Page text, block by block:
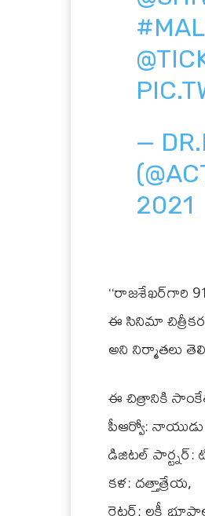
—
2021
‘‘రాజశేఖర్‌గారి
ఈ సినిమా
అని నిర్మాతలు
ఈ చిత్రానికి
పీఆర్వో:
డిజిటల్ పార్ట్నర్:
కళ: దత్తాత్రేయ,